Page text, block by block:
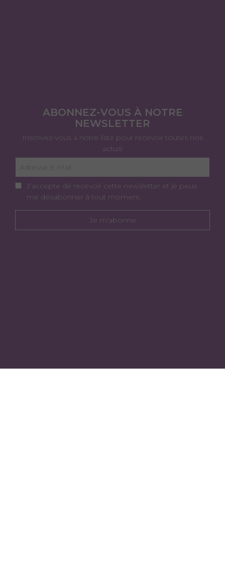
ABONNEZ-VOUS À NOTRE
NEWSLETTER
Inscrivez-vous à notre liste pour recevoir toutes nos
actus!
J’accepte de recevoir cette newsletter et je peux
me désabonner à tout moment.
Je m'abonne